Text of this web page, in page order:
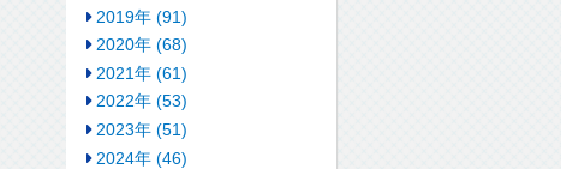
2019年 (91)
2020年 (68)
2021年 (61)
2022年 (53)
2023年 (51)
2024年 (46)